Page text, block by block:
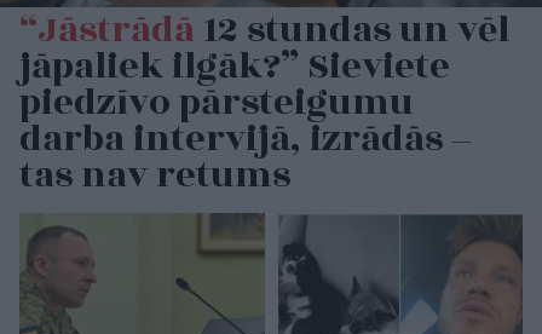
“Jāstrādā12 stundas un vēl
jāpaliek ilgāk?” Sieviete
piedzīvo pārsteigumu
darba intervijā, izrādās –
tas nav retums